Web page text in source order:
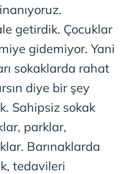
getirdik. Çocuklar
gidemiyor. Yani
sokaklarda rahat
diye bir şey
Sahipsiz sokak
parklar,
Barınaklarda
tedavileri